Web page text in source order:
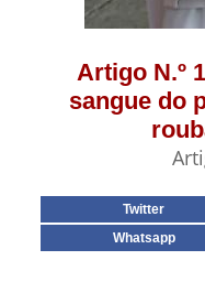
Artigo N.º
sangue do
Twitter
Whatsapp